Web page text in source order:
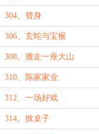
304、替身
306、玄蛇与宝猴
308、搬走一座大山
310、陈家家业
312、一场好戏
314、掀桌子